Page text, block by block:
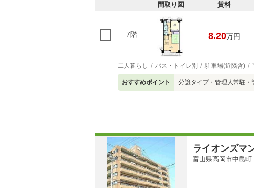
間取り図 賃料
7階 8.20万円
二人暮らし バス・トイレ別 駐車場(近隣含)
おすすめポイント 分譲タイプ・管理人常駐
ライオンズマ
富山県高岡市中島町